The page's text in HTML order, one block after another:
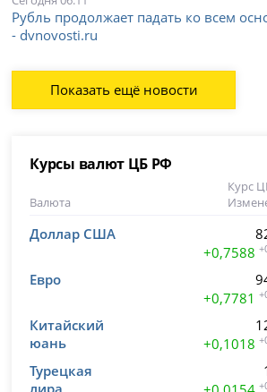
Рубль продолжает падать ко всем
- dvnovosti.ru
Показать ещё новости
Курсы валют ЦБ РФ
Валюта
Курс
Доллар США
+0,7588
Евро
+0,7781
Китайский
юань
+0,1018
Турецкая
лира